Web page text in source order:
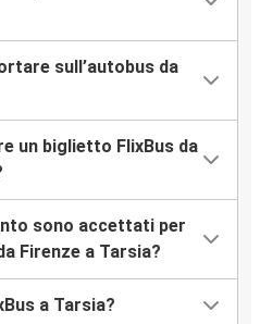
sull’autobus da
un biglietto FlixBus da
sono accettati per
Firenze a Tarsia?
a Tarsia?